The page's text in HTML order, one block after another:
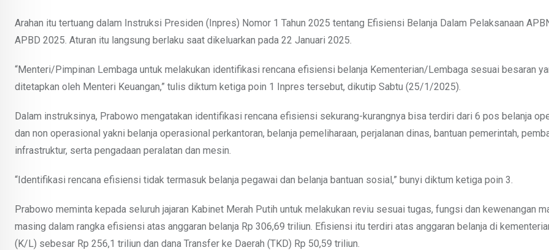
Arahan itu tertuang dalam Instruksi Presiden (Inpres) Nomor 1 Tahun 2025 tentang Efisiensi Belanja Dalam Pelaksanaan
APBD 2025. Aturan itu langsung berlaku saat dikeluarkan pada 22 Januari 2025.
“Menteri/Pimpinan Lembaga untuk melakukan identifikasi rencana efisiensi belanja Kementerian/Lembaga sesuai besaran
ditetapkan oleh Menteri Keuangan,” tulis diktum ketiga poin 1 Inpres tersebut, dikutip Sabtu (25/1/2025).
Dalam instruksinya, Prabowo mengatakan identifikasi rencana efisiensi sekurang-kurangnya bisa terdiri dari 6 pos belanja
dan non operasional yakni belanja operasional perkantoran, belanja pemeliharaan, perjalanan dinas, bantuan pemerintah,
infrastruktur, serta pengadaan peralatan dan mesin.
“Identifikasi rencana efisiensi tidak termasuk belanja pegawai dan belanja bantuan sosial,” bunyi diktum ketiga poin 3.
Prabowo meminta kepada seluruh jajaran Kabinet Merah Putih untuk melakukan reviu sesuai tugas, fungsi dan kewenangan
masing dalam rangka efisiensi atas anggaran belanja Rp 306,69 triliun. Efisiensi itu terdiri atas anggaran belanja di
(K/L) sebesar Rp 256,1 triliun dan dana Transfer ke Daerah (TKD) Rp 50,59 triliun.